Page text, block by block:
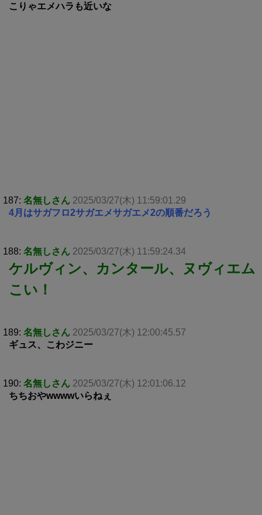
こりゃエメハラも近いな
187: 名無しさん 2025/03/27(木) 11:59:01.29
4月はサガフロ2サガエメサガエメ2の順番だろう
188: 名無しさん 2025/03/27(木) 11:59:24.34
ケルヴィン、カンタール、ヌヴィエム
こい！
189: 名無しさん 2025/03/27(木) 12:00:45.57
ギュス、こわジニー
190: 名無しさん 2025/03/27(木) 12:01:06.12
ちちおやwwwwいらねぇ